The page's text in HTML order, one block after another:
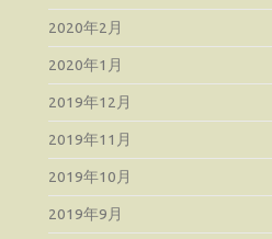
2020年2月
2020年1月
2019年12月
2019年11月
2019年10月
2019年9月